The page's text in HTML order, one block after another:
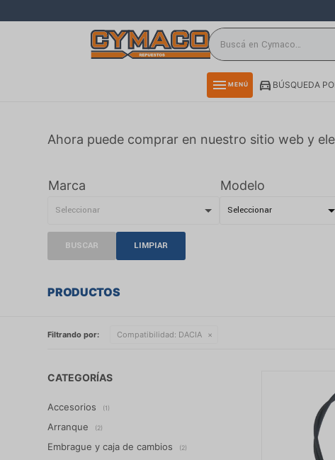
menu MENÚ BÚSQUEDA
Ahora puede comprar en nuestro sitio web y
Marca Modelo
BUSCAR LIMPIAR
PRODUCTOS
Filtrando por: Compatibilidad: DACIA
CATEGORÍAS
Accesorios (1)
Arranque (2)
Embrague y caja de cambios (2)
close
directions_car
smartphone